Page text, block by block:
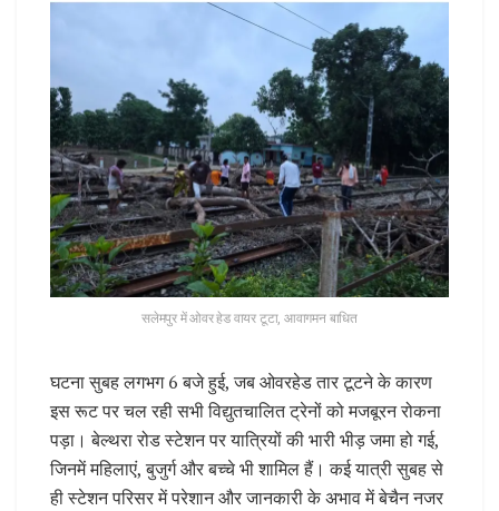
सलेमपुर में ओवर हेड वायर टूटा, आवागमन बाधित
घटना सुबह लगभग 6 बजे हुई, जब ओवरहेड तार टूटने के कारण
इस रूट पर चल रही सभी विद्युतचालित ट्रेनों को मजबूरन रोकना
पड़ा। बेल्थरा रोड स्टेशन पर यात्रियों की भारी भीड़ जमा हो गई,
जिनमें महिलाएं, बुजुर्ग और बच्चे भी शामिल हैं। कई यात्री सुबह से
ही स्टेशन परिसर में परेशान और जानकारी के अभाव में बेचैन नजर